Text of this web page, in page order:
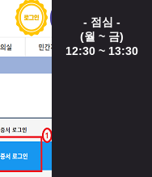
- 점심 -
(월 ~ 금)
12:30 ~ 13:30